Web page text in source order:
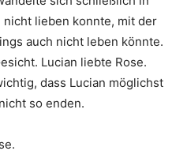
nicht lieben konnte, mit der
auch nicht leben könnte.
Lucian liebte Rose.
dass Lucian möglichst
so enden.